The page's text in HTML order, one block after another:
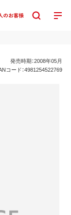
発売時期：2008年05月
コード：4981254522769